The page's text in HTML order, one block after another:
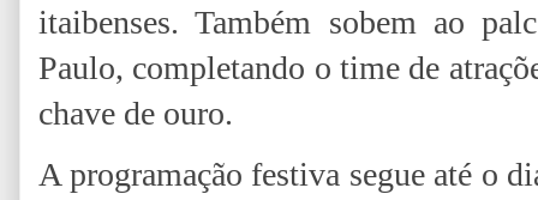
itaibenses. Também sobem ao
Paulo, completando o time de
chave de ouro.
A programação festiva segue até o